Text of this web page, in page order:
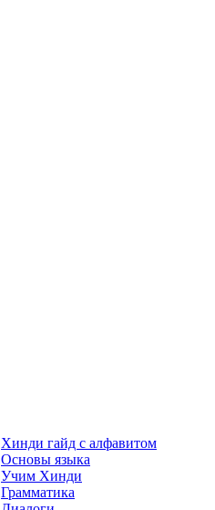
Хинди гайд с алфавитом
Основы языка
Учим Хинди
Грамматика